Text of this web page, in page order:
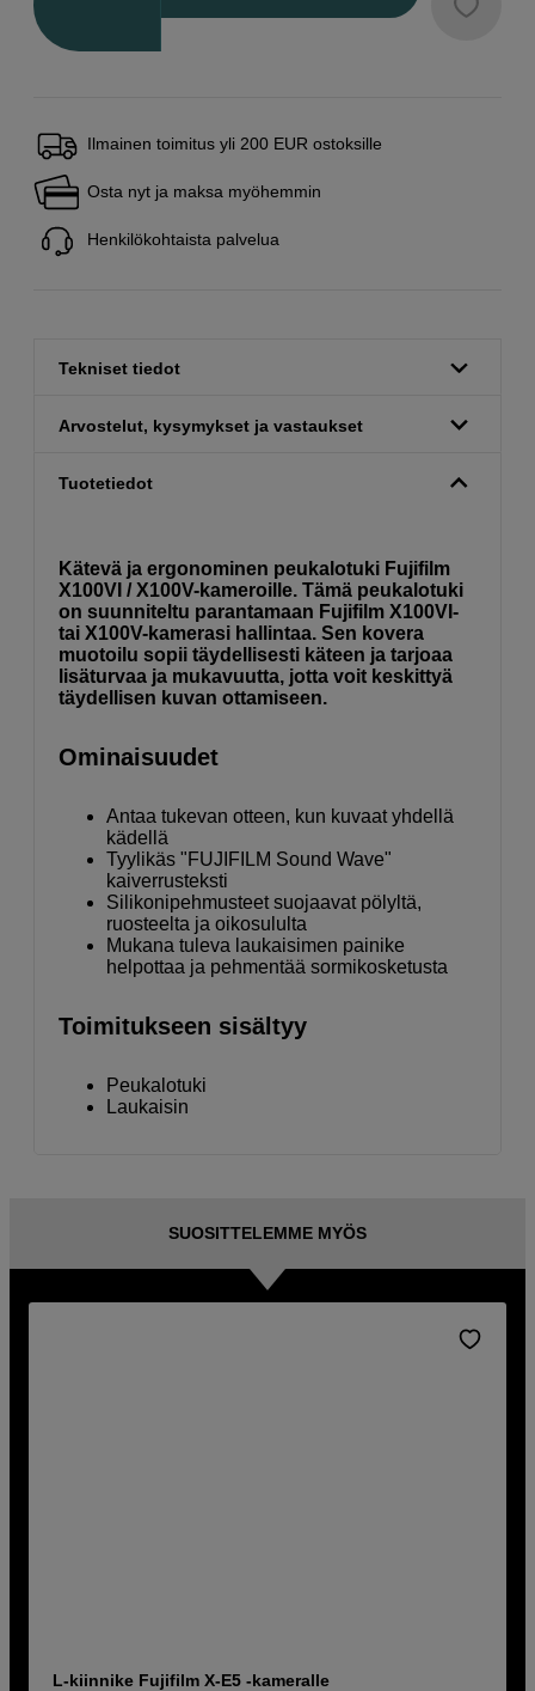
Ilmainen toimitus yli 200 EUR ostoksille
Osta nyt ja maksa myöhemmin
Henkilökohtaista palvelua
Tekniset tiedot
Arvostelut, kysymykset ja vastaukset
Tuotetiedot
Kätevä ja ergonominen peukalotuki Fujifilm
X100VI / X100V-kameroille. Tämä peukalotuki
on suunniteltu parantamaan Fujifilm X100VI-
tai X100V-kamerasi hallintaa. Sen kovera
muotoilu sopii täydellisesti käteen ja tarjoaa
lisäturvaa ja mukavuutta, jotta voit keskittyä
täydellisen kuvan ottamiseen.
Ominaisuudet
Antaa tukevan otteen, kun kuvaat yhdellä
kädellä
Tyylikäs "FUJIFILM Sound Wave"
kaiverrusteksti
Silikonipehmusteet suojaavat pölyltä,
ruosteelta ja oikosululta
Mukana tuleva laukaisimen painike
helpottaa ja pehmentää sormikosketusta
Toimitukseen sisältyy
Peukalotuki
Laukaisin
SUOSITTELEMME MYÖS
L-kiinnike Fujifilm X-E5 -kameralle